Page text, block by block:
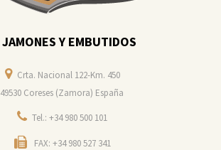
JAMONES Y EMBUTIDOS
Crta. Nacional 122-Km. 450
49530 Coreses (Zamora) España
Tel.: +34 980 500 101
FAX: +34 980 527 341